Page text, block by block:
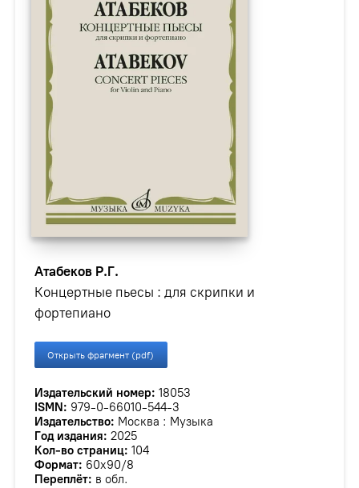
Атабеков Р.Г.
Концертные пьесы : для скрипки и
фортепиано
Открыть фрагмент (pdf)
Издательский номер: 18053
ISMN: 979-0-66010-544-3
Издательство: Москва : Музыка
Год издания: 2025
Кол-во страниц: 104
Формат: 60х90/8
Переплёт: в обл.